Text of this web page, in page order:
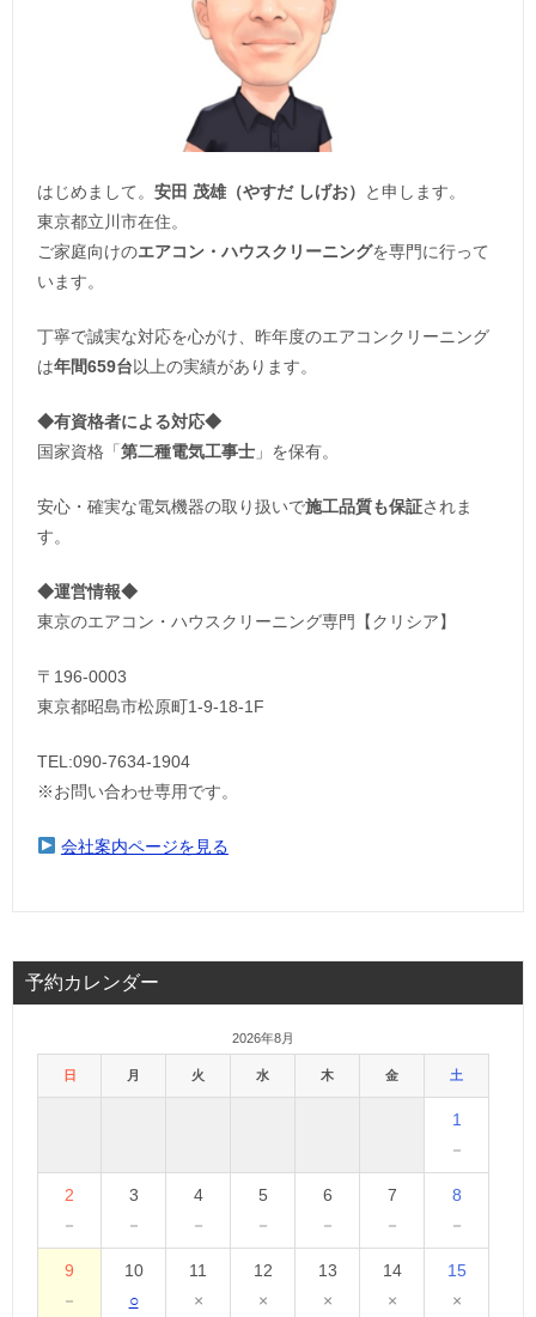
はじめまして。 安田 茂雄（やすだ しげお）
と申します。
東京都立川市在住。
ご家庭向けのエアコン・ハウスクリーニングを専門に行って
います。
丁寧で誠実な対応を心がけ、昨年度のエアコンクリーニング
は年間659台以上の実績があります。
◆有資格者による対応◆
国家資格「 第二種電気工事士 」を保有。
安心・確実な電気機器の取り扱いで施工品質も保証されま
す。
◆運営情報◆
東京のエアコン・ハウスクリーニング専門【クリシア】
〒196-0003
東京都昭島市松原町1-9‐18‐1F
TEL:090-7634-1904
※お問い合わせ専用です。
会社案内ページを見る
予約カレンダー
2026年8月
日 月 火 水 木 金 土
1
－
2
－
3
－
4
－
5
－
6
－
7
－
8
－
9
－
10
○
11
×
12
×
13
×
14
×
15
×